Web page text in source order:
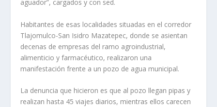
aguador”, cargados y con sed.
Habitantes de esas localidades situadas en el corredor
Tlajomulco-San Isidro Mazatepec, donde se asientan
decenas de empresas del ramo agroindustrial,
alimenticio y farmacéutico, realizaron una
manifestación frente a un pozo de agua municipal.
La denuncia que hicieron es que al pozo llegan pipas y
realizan hasta 45 viajes diarios, mientras ellos carecen